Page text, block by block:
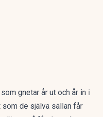
gnetar år ut och år in i
de själva sällan får